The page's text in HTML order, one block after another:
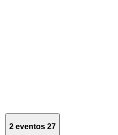
2 eventos 27